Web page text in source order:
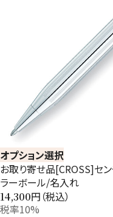
オプション選択
お取り寄せ品[CROSS]セ
ラーボール/名入れ
14,300円（税込）
税率10%